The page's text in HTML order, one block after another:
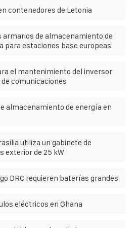
contenedores de Letonia
armarios de almacenamiento de
para estaciones base europeas
el mantenimiento del inversor
comunicaciones
almacenamiento de energía en
utiliza un gabinete de
exterior de 25 kW
DRC requieren baterías grandes
eléctricos en Ghana